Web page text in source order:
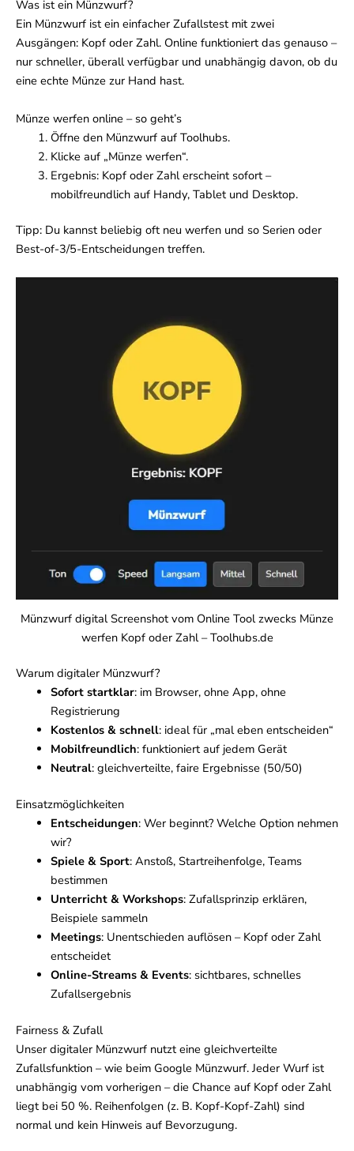
Was ist ein Münzwurf?
Ein Münzwurf ist ein einfacher Zufallstest mit zwei
Ausgängen: Kopf oder Zahl. Online funktioniert das genauso –
nur schneller, überall verfügbar und unabhängig davon, ob du
eine echte Münze zur Hand hast.
Münze werfen online – so geht’s
Öffne den Münzwurf auf Toolhubs.
Klicke auf „Münze werfen“.
Ergebnis: Kopf oder Zahl erscheint sofort –
mobilfreundlich auf Handy, Tablet und Desktop.
Tipp: Du kannst beliebig oft neu werfen und so Serien oder
Best-of-3/5-Entscheidungen treffen.
Münzwurf digital Screenshot vom Online Tool zwecks Münze
werfen Kopf oder Zahl – Toolhubs.de
Warum digitaler Münzwurf?
Sofort startklar: im Browser, ohne App, ohne
Registrierung
Kostenlos & schnell: ideal für „mal eben entscheiden“
Mobilfreundlich: funktioniert auf jedem Gerät
Neutral: gleichverteilte, faire Ergebnisse (50/50)
Einsatzmöglichkeiten
Entscheidungen: Wer beginnt? Welche Option nehmen
wir?
Spiele & Sport: Anstoß, Startreihenfolge, Teams
bestimmen
Unterricht & Workshops: Zufallsprinzip erklären,
Beispiele sammeln
Meetings: Unentschieden auflösen – Kopf oder Zahl
entscheidet
Online-Streams & Events: sichtbares, schnelles
Zufallsergebnis
Fairness & Zufall
Unser digitaler Münzwurf nutzt eine gleichverteilte
Zufallsfunktion – wie beim Google Münzwurf. Jeder Wurf ist
unabhängig vom vorherigen – die Chance auf Kopf oder Zahl
liegt bei 50 %. Reihenfolgen (z. B. Kopf-Kopf-Zahl) sind
normal und kein Hinweis auf Bevorzugung.